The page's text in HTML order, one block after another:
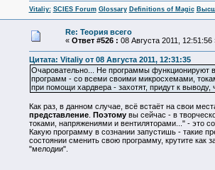
Vitaliy: SCIES Forum Glossary Definitions of Magic
Re: Теория всего
« Ответ #526 : 08 Августа 2011, 12:51:56
Цитата: Vitaliy от 08 Августа 2011, 12:31:35
Очаровательно... Не программы функционируют
программ - со всеми своими микросхемами,
при помощи хардвера - захотят, придут к выводу,
Как раз, в данном случае, всё встаёт на свои
представление. Поэтомувы сейчас - в
токами, напряжениями и вентиляторами..." - это
Какую программу в сознании запустишь - такие
состоянии сменить свою программу, крутите как
"мелодии".